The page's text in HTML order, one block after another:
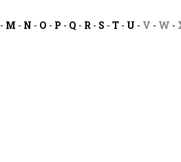
- M - N - O - P - Q - R - S -T - U - V - W -